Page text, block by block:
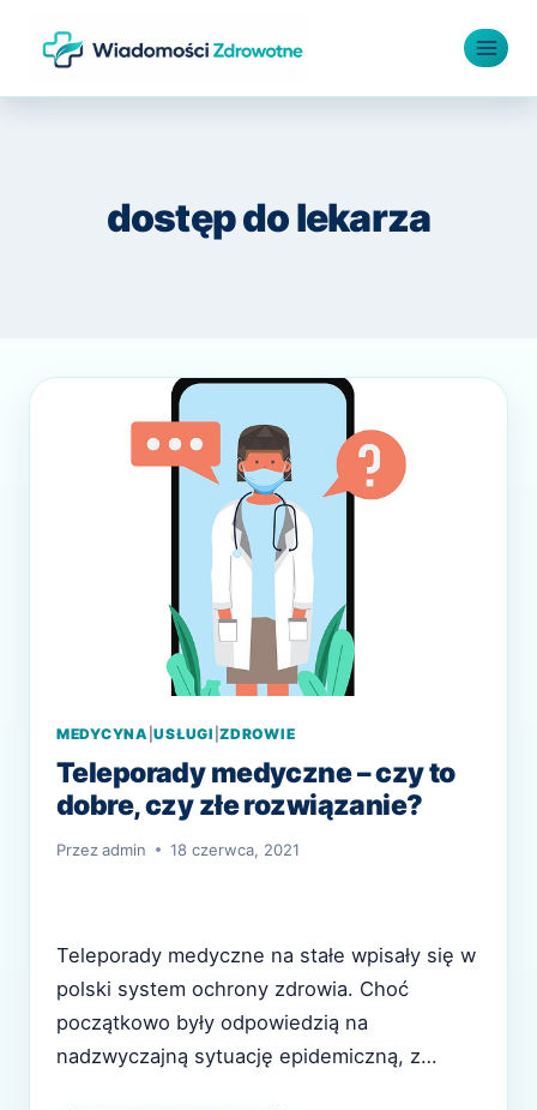
dostęp do lekarza
MEDYCYNA |USŁUGI |ZDROWIE
Teleporady medyczne – czy to
dobre, czy złe rozwiązanie?
Przezadmin 18 czerwca, 2021
Teleporady medyczne na stałe wpisały się w
polski system ochrony zdrowia. Choć
początkowo były odpowiedzią na
nadzwyczajną sytuację epidemiczną, z